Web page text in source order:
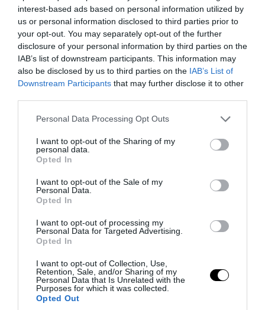
interest-based ads based on personal information utilized by
us or personal information disclosed to third parties prior to
your opt-out. You may separately opt-out of the further
disclosure of your personal information by third parties on the
IAB’s list of downstream participants. This information may
also be disclosed by us to third parties on the IAB’s List of
Downstream Participants that may further disclose it to other
Please note that this website/app uses one or more Google
not limited to your visit or usage behaviour. You may click to
grant or deny consent to Google and its third-party tags to
use your data for below specified purposes in below Google
consent section.
Personal Data Processing Opt Outs
I want to opt-out of the Sharing of my
personal data.
Opted In
I want to opt-out of the Sale of my
Personal Data.
Opted In
I want to opt-out of processing my
Personal Data for Targeted Advertising.
Opted In
I want to opt-out of Collection, Use,
Retention, Sale, and/or Sharing of my
Personal Data that Is Unrelated with the
Purposes for which it was collected.
Opted Out
τραυματίστηκε με πατίνι στη Λάρισα –
Παραμένει διασωληνωμένος στη ΜΕΘ
08.08.2026 | 10:21
PRONEWS.GR /ΕΣΩΤΕΡΙΚΗ ΑΣΦΑΛΕΙΑ
Υπόθεση Marfin: «Δεν υπάρχει
ταυτοποίηση» λέει ο δικηγόρος της
46χρονης